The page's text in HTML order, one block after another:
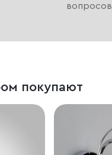
вопросов
покупают